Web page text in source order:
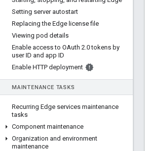
Setting server autostart
Replacing the Edge license file
Viewing pod details
Enable access to OAuth 2.0 tokens by
user ID and app ID
Enable HTTP deployment
MAINTENANCE TASKS
Recurring Edge services maintenance
tasks
Component maintenance
Organization and environment
maintenance